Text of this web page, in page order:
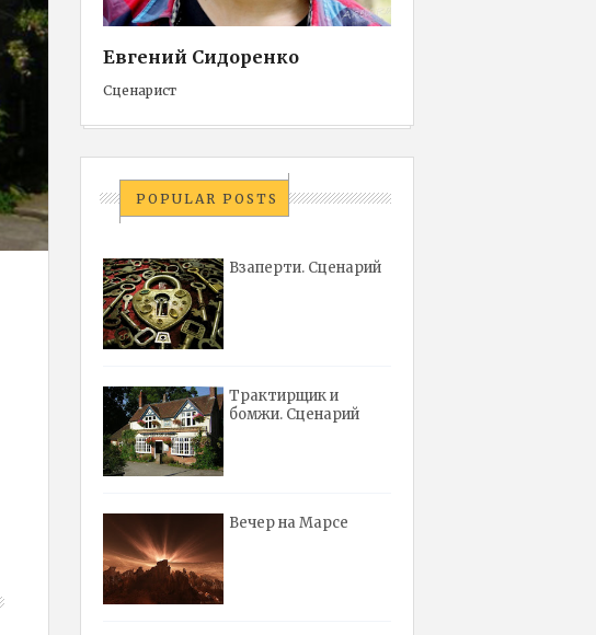
Евгений Сидоренко
Сценарист
POPULAR POSTS
Взаперти. Сценарий
Трактирщик и
бомжи. Сценарий
Вечер на Марсе